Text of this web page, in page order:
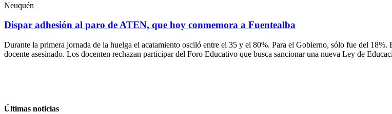
Neuquén
Dispar adhesión al paro de ATEN, que hoy conmemora a Fuentealba
Durante la primera jornada de la huelga el acatamiento osciló entre el 35 y el 80%. Para el Gobierno, sólo fue del
docente asesinado. Los docenten rechazan participar del Foro Educativo que busca sancionar una nueva Ley de
Últimas noticias